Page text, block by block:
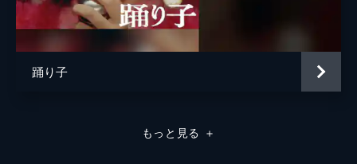
踊り子
もっと見る ＋